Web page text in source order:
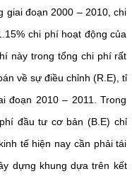
giai đoạn 2000 – 2010, chi
chi phí hoạt động của
này trong tổng chi phí rất
về sự điều chỉnh (R.E), tỉ
đoạn 2010 – 2011. Trong
đầu tư cơ bản (B.E) chỉ
tế hiện nay cần phải tái
dựng khung dựa trên kết